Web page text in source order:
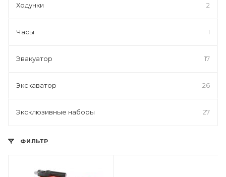
Ходунки 2
Часы 1
Эвакуатор 17
Экскаватор 26
Эксклюзивные наборы 27
ФИЛЬТР